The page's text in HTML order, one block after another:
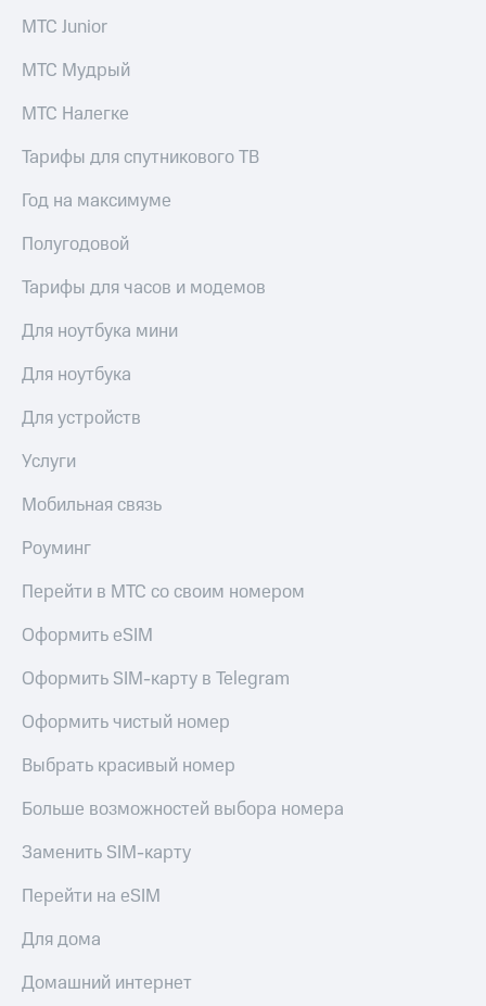
МТС Junior
МТС Мудрый
МТС Налегке
Тарифы для спутникового ТВ
Год на максимуме
Полугодовой
Тарифы для часов и модемов
Для ноутбука мини
Для ноутбука
Для устройств
Услуги
Мобильная связь
Роуминг
Перейти в МТС со своим номером
Оформить eSIM
Оформить SIM-карту в Telegram
Оформить чистый номер
Выбрать красивый номер
Больше возможностей выбора номера
Заменить SIM-карту
Перейти на eSIM
Для дома
Домашний интернет